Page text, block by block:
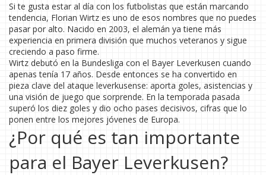
Si te gusta estar al día con los futbolistas que están marcando
tendencia, Florian Wirtz es uno de esos nombres que no puedes
pasar por alto. Nacido en 2003, el alemán ya tiene más
experiencia en primera división que muchos veteranos y sigue
creciendo a paso firme.
Wirtz debutó en la Bundesliga con el Bayer Leverkusen cuando
apenas tenía 17 años. Desde entonces se ha convertido en
pieza clave del ataque leverkusense: aporta goles, asistencias y
una visión de juego que sorprende. En la temporada pasada
superó los diez goles y dio ocho pases decisivos, cifras que lo
ponen entre los mejores jóvenes de Europa.
¿Por qué es tan importante
para el Bayer Leverkusen?